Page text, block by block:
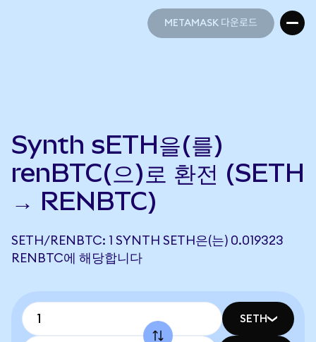
METAMASK 다운로드
Synth sETH을(를)
renBTC(으)로 환전 (SETH
→ RENBTC)
SETH/RENBTC: 1 SYNTH SETH은(는) 0.019323
RENBTC에 해당합니다
SETH